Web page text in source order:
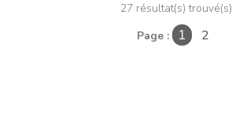
27 résultat(s) trouvé(s)
Page :
1 2